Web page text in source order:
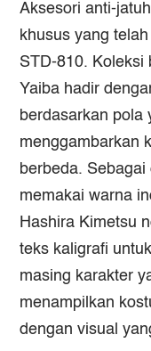
Aksesori anti-
khusus yang
STD-810. Koleksi
Yaiba hadir
berdasarkan pola
menggambarkan
berbeda. Sebagai
memakai warna
Hashira Kimetsu
teks kaligrafi
masing karakter
menampilkan
dengan visual